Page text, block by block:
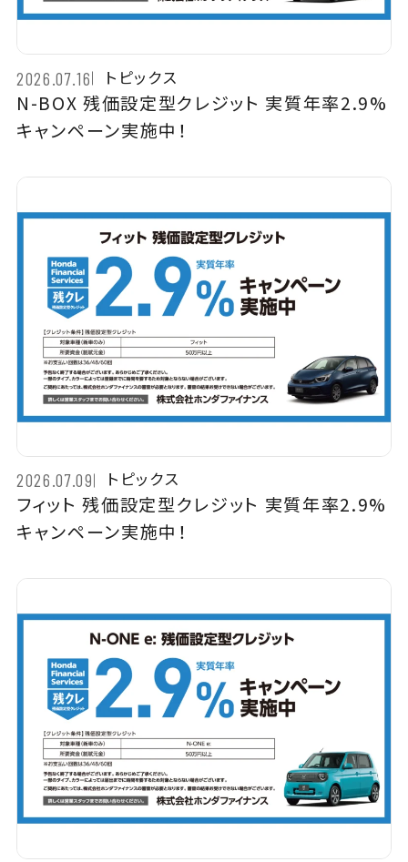
2026.07.16 トピックス
N-BOX 残価設定型クレジット 実質年率2.9%
キャンペーン実施中！
2026.07.09 トピックス
フィット 残価設定型クレジット 実質年率2.9%
キャンペーン実施中！